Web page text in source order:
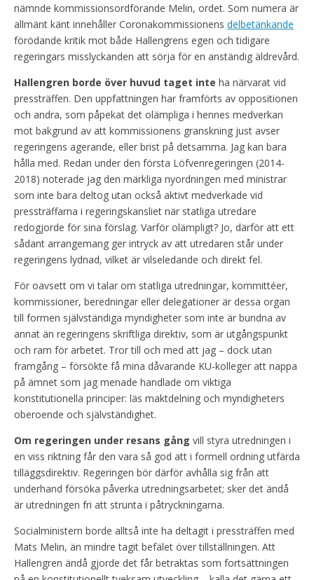
nämnde kommissionsordförande Melin, ordet. Som numera är
allmänt känt innehåller Coronakommissionens delbetänkande
förödande kritik mot både Hallengrens egen och tidigare
regeringars misslyckanden att sörja för en anständig äldrevård.
Hallengren borde över huvud taget inte ha närvarat vid
pressträffen. Den uppfattningen har framförts av oppositionen
och andra, som påpekat det olämpliga i hennes medverkan
mot bakgrund av att kommissionens granskning just avser
regeringens agerande, eller brist på detsamma. Jag kan bara
hålla med. Redan under den första Löfvenregeringen (2014-
2018) noterade jag den märkliga nyordningen med ministrar
som inte bara deltog utan också aktivt medverkade vid
pressträffarna i regeringskansliet när statliga utredare
redogjorde för sina förslag. Varför olämpligt? Jo, därför att ett
sådant arrangemang ger intryck av att utredaren står under
regeringens lydnad, vilket är vilseledande och direkt fel.
För oavsett om vi talar om statliga utredningar, kommittéer,
kommissioner, beredningar eller delegationer är dessa organ
till formen självständiga myndigheter som inte är bundna av
annat än regeringens skriftliga direktiv, som är utgångspunkt
och ram för arbetet. Tror till och med att jag – dock utan
framgång – försökte få mina dåvarande KU-kolleger att nappa
på ämnet som jag menade handlade om viktiga
konstitutionella principer: läs maktdelning och myndigheters
oberoende och självständighet.
Om regeringen under resans gång vill styra utredningen i
en viss riktning får den vara så god att i formell ordning utfärda
tilläggsdirektiv. Regeringen bör därför avhålla sig från att
underhand försöka påverka utredningsarbetet; sker det ändå
är utredningen fri att strunta i påtryckningarna.
Socialministern borde alltså inte ha deltagit i pressträffen med
Mats Melin, än mindre tagit befälet över tillställningen. Att
Hallengren ändå gjorde det får betraktas som fortsättningen